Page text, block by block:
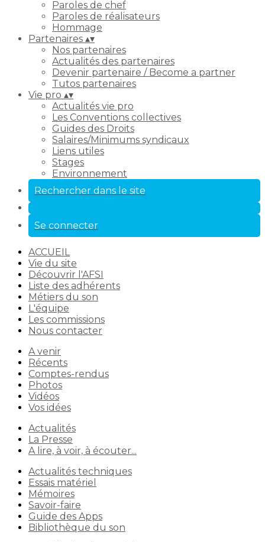
Paroles de chef
Paroles de réalisateurs
Hommage
Partenaires ▴▾
Nos partenaires
Actualités des partenaires
Devenir partenaire / Become a partner
Tutos partenaires
Vie pro ▴▾
Actualités vie pro
Les Conventions collectives
Guides des Droits
Salaires/Minimums syndicaux
Liens utiles
Stages
Environnement
Rechercher dans le site
Se connecter
ACCUEIL
Vie du site
Découvrir l'AFSI
Liste des adhérents
Métiers du son
L'équipe
Les commissions
Nous contacter
A venir
Récents
Comptes-rendus
Photos
Vidéos
Vos idées
Actualités
La Presse
A lire, à voir, à écouter...
Actualités techniques
Essais matériel
Mémoires
Savoir-faire
Guide des Apps
Bibliothèque du son